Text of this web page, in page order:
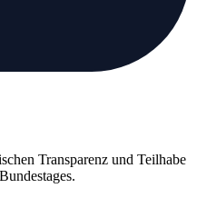
Transparenz und Teilhabe